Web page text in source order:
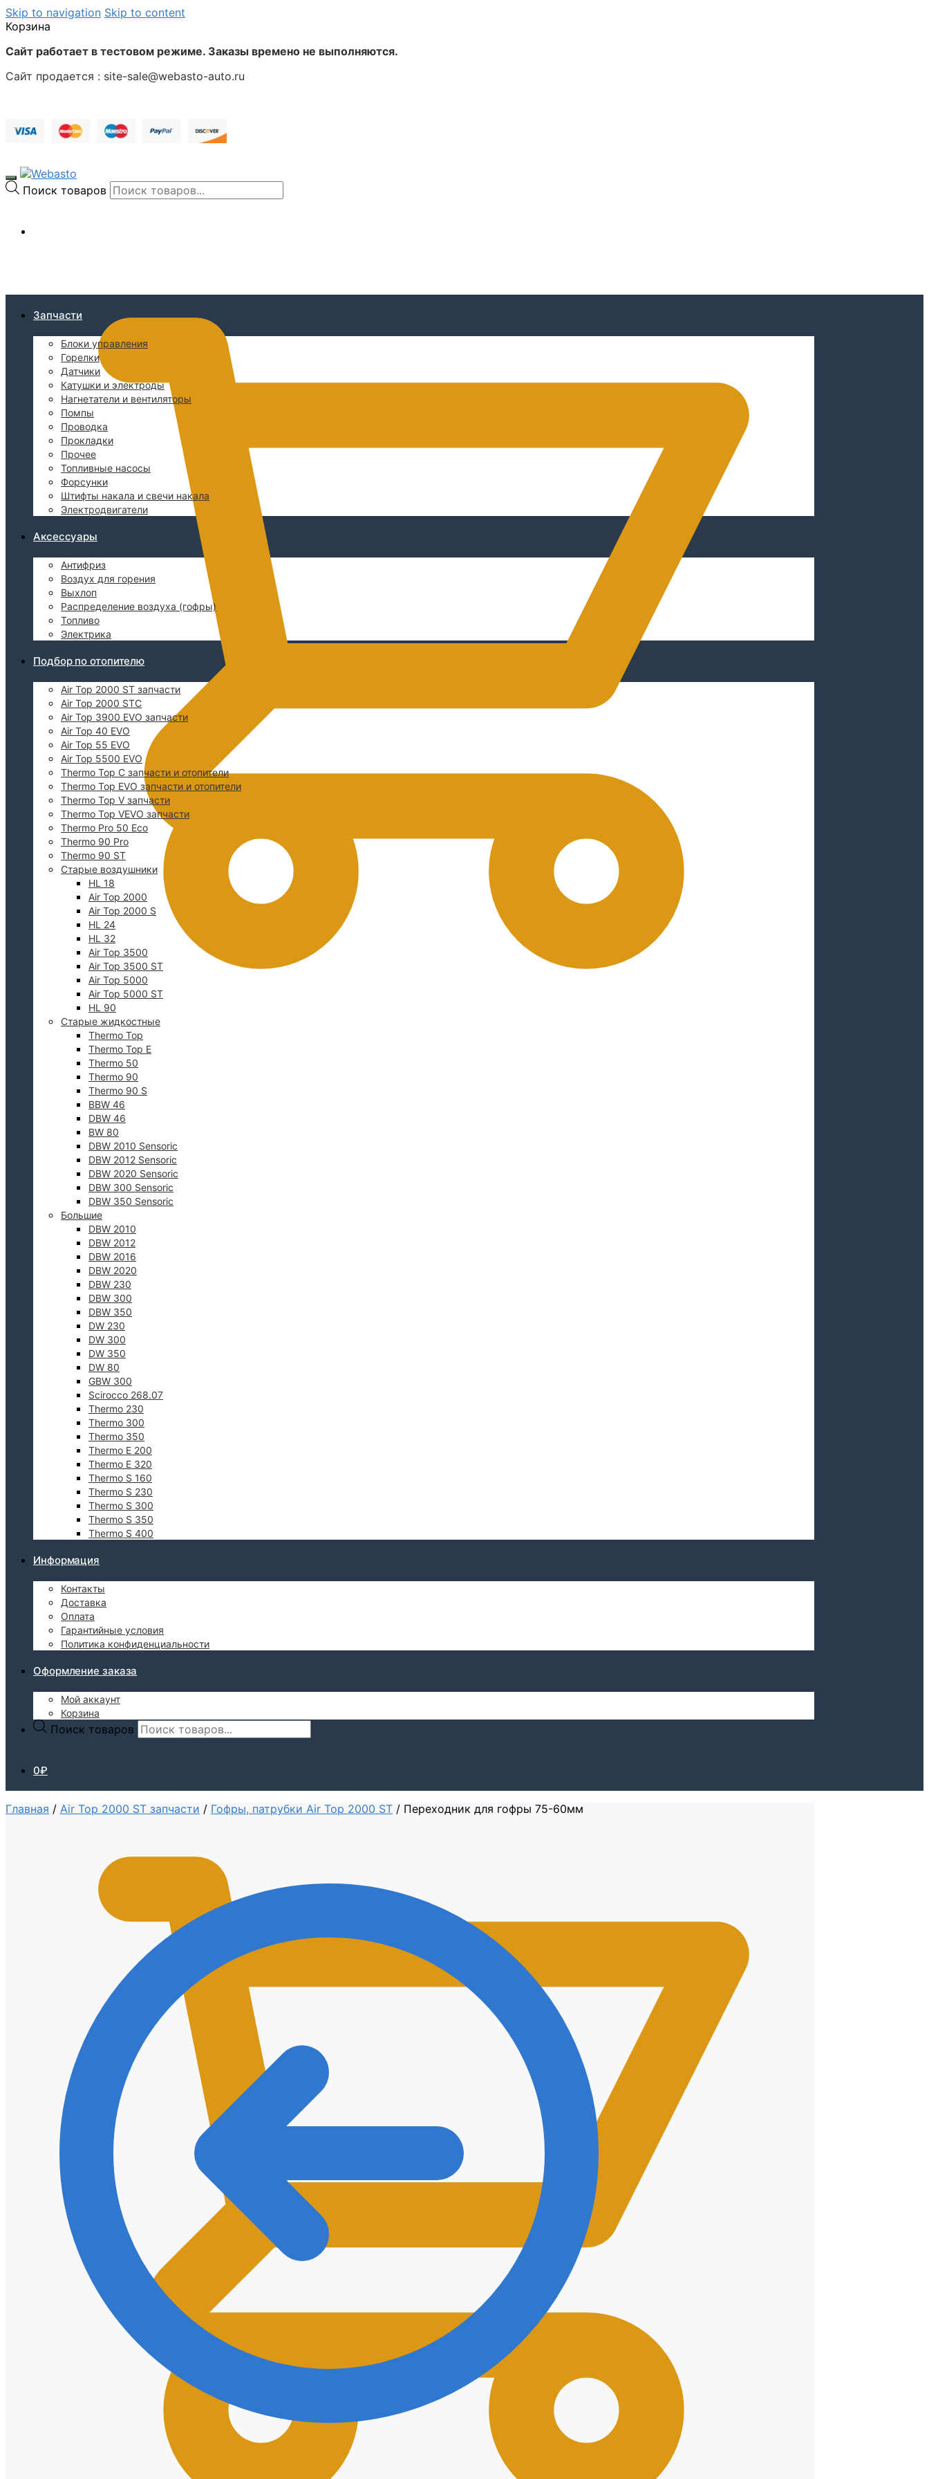
Skip to navigation Skip to content
Корзина
Сайт работает в тестовом режиме. Заказы времено не выполняются.
Сайт продается : site-sale@webasto-auto.ru
Поиск товаров
Запчасти
Блоки управления
Горелки
Датчики
Катушки и электроды
Нагнетатели и вентиляторы
Помпы
Проводка
Прокладки
Прочее
Топливные насосы
Форсунки
Штифты накала и свечи накала
Электродвигатели
Аксессуары
Антифриз
Воздух для горения
Выхлоп
Распределение воздуха (гофры)
Топливо
Электрика
Подбор по отопителю
Air Top 2000 ST запчасти
Air Top 2000 STC
Air Top 3900 EVO запчасти
Air Top 40 EVO
Air Top 55 EVO
Air Top 5500 EVO
Thermo Top C запчасти и отопители
Thermo Top EVO запчасти и отопители
Thermo Top V запчасти
Thermo Top VEVO запчасти
Thermo Pro 50 Eco
Thermo 90 Pro
Thermo 90 ST
Старые воздушники
HL 18
Air Top 2000
Air Top 2000 S
HL 24
HL 32
Air Top 3500
Air Top 3500 ST
Air Top 5000
Air Top 5000 ST
HL 90
Старые жидкостные
Thermo Top
Thermo Top E
Thermo 50
Thermo 90
Thermo 90 S
BBW 46
DBW 46
BW 80
DBW 2010 Sensoric
DBW 2012 Sensoric
DBW 2020 Sensoric
DBW 300 Sensoric
DBW 350 Sensoric
Большие
DBW 2010
DBW 2012
DBW 2016
DBW 2020
DBW 230
DBW 300
DBW 350
DW 230
DW 300
DW 350
DW 80
GBW 300
Scirocco 268.07
Thermo 230
Thermo 300
Thermo 350
Thermo E 200
Thermo E 320
Thermo S 160
Thermo S 230
Thermo S 300
Thermo S 350
Thermo S 400
Информация
Контакты
Доставка
Оплата
Гарантийные условия
Политика конфиденциальности
Оформление заказа
Мой аккаунт
Корзина
Поиск товаров
0₽
Главная / Air Top 2000 ST запчасти / Гофры, патрубки Air Top 2000 ST / Переходник для гофры 75-60мм